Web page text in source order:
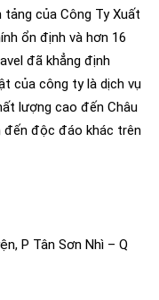
của Công Ty Xuất
ổn định và hơn 16
đã khẳng định
của công ty là dịch vụ
lượng cao đến Châu
đến độc đáo khác trên
P Tân Sơn Nhì – Q